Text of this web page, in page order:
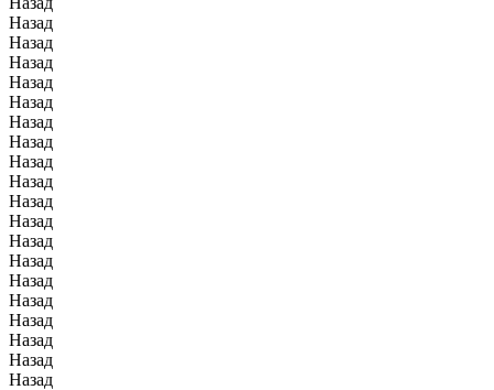
Назад
Назад
Назад
Назад
Назад
Назад
Назад
Назад
Назад
Назад
Назад
Назад
Назад
Назад
Назад
Назад
Назад
Назад
Назад